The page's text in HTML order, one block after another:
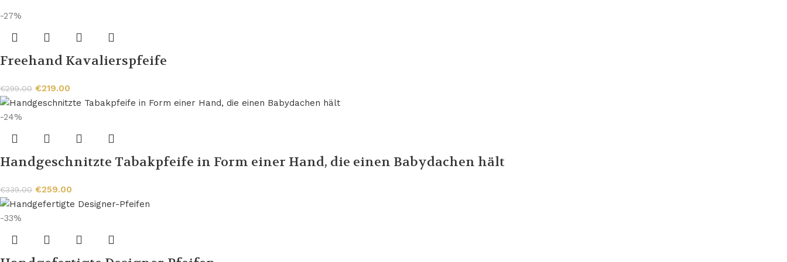
-27%
Freehand Kavalierspfeife
€299.00 €219.00
-24%
Handgeschnitzte Tabakpfeife in Form einer Hand, die einen Babydachen hält
€339.00 €259.00
-33%